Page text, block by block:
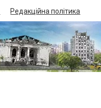
Редакційна політика